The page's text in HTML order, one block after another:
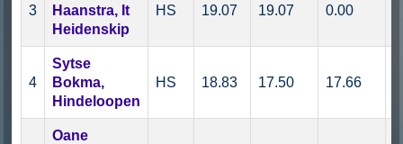
3
Haanstra, It
Heidenskip
HS 19.07 19.07 0.00
4
Sytse
Bokma,
Hindeloopen
HS 18.83 17.50 17.66
Oane